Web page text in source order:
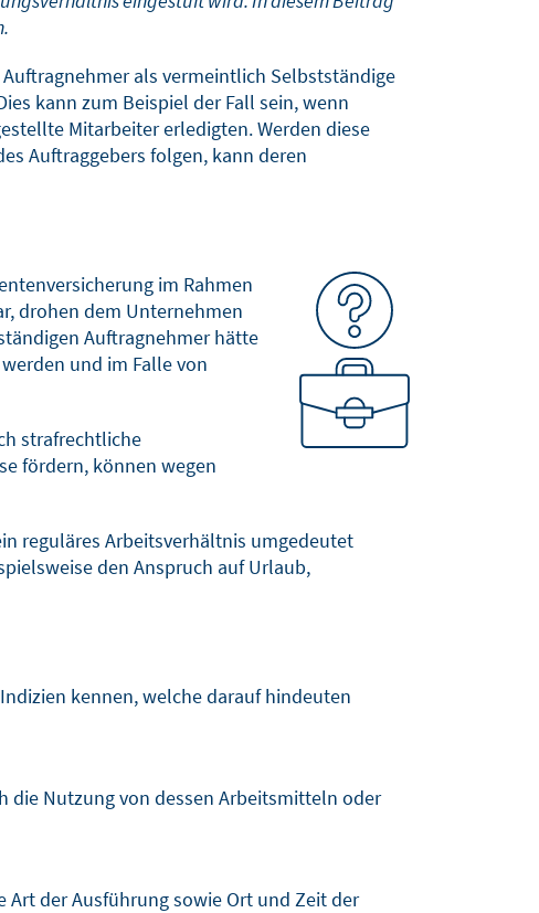
als vermeintlich Selbstständige
kann zum Beispiel der Fall sein, wenn
Mitarbeiter erledigten. Werden diese
Auftraggebers folgen, kann deren
im Rahmen
drohen dem Unternehmen
Auftragnehmer hätte
und im Falle von
strafrechtliche
fördern, können wegen
reguläres Arbeitsverhältnis umgedeutet
den Anspruch auf Urlaub,
kennen, welche darauf hindeuten
die Nutzung von dessen Arbeitsmitteln oder
Art der Ausführung sowie Ort und Zeit der